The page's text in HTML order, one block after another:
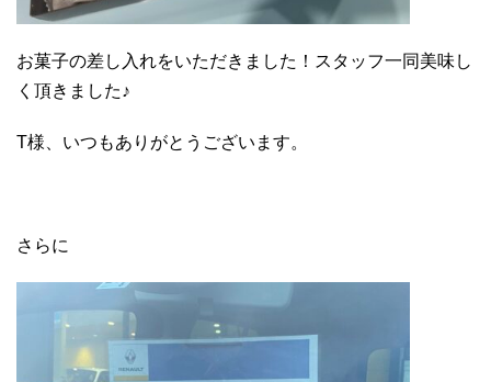
お菓子の差し入れをいただきました！スタッフ一同美味し
く頂きました♪
T様、いつもありがとうございます。
さらに